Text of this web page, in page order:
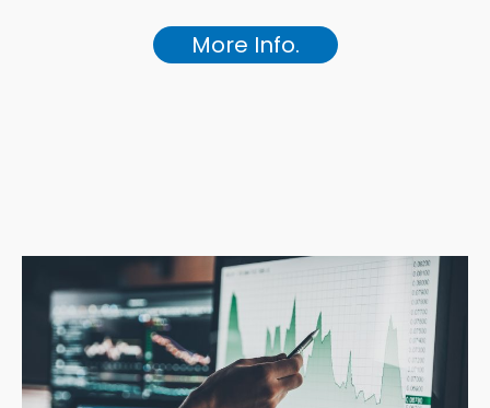
More Info.